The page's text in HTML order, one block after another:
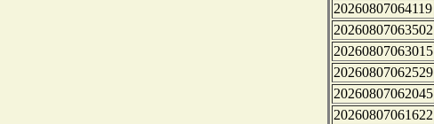
20260807064119
20260807063502
20260807063015
20260807062529
20260807062045
20260807061622